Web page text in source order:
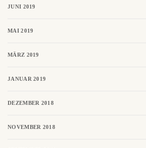
JUNI 2019
MAI 2019
MÄRZ 2019
JANUAR 2019
DEZEMBER 2018
NOVEMBER 2018